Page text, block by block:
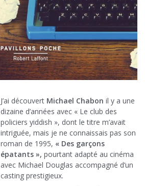
J’ai découvert Michael Chabon il y a une
dizaine d’années avec « Le club des
policiers yiddish », dont le titre m’avait
intriguée, mais je ne connaissais pas son
roman de 1995, « Des garçons
épatants », pourtant adapté au cinéma
avec Michael Douglas accompagné d’un
casting prestigieux.